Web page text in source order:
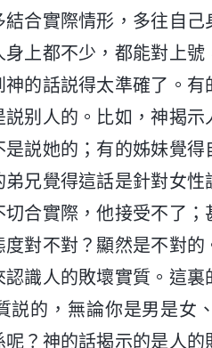
合實際情形，多往自
上都不少，都能對上
的話説得太準確了。
别人的。比如，神揭
説她的；有的姊妹覺得
兄覺得這話是針對女
合實際，他接受不了
對不對？顯然是不對
識人的敗壞實質。這
説的，無論你是男是女
？神的話揭示的是人